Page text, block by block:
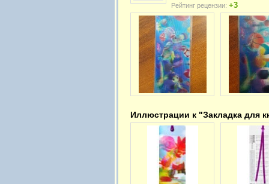
Рейтинг рецензии: +3
Иллюстрации к "Закладка для